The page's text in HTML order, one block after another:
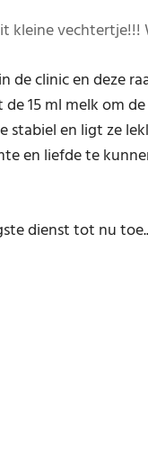
kleine vechtertje!!!
de clinic en deze
de 15 ml melk om
stabiel en ligt ze
en liefde te
dienst tot nu toe..